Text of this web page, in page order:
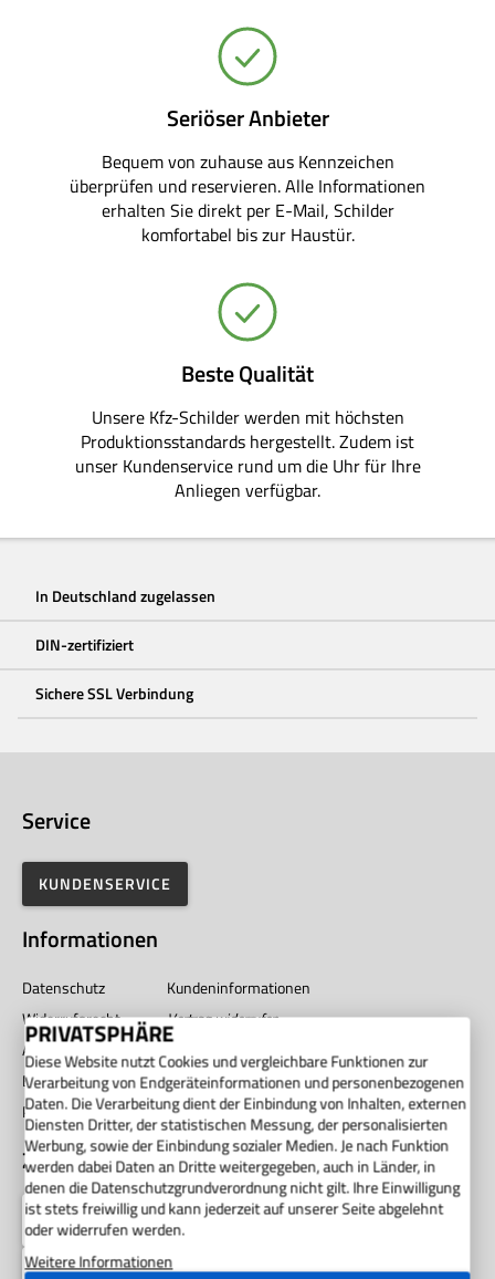
Seriöser Anbieter
Bequem von zuhause aus Kennzeichen
überprüfen und reservieren. Alle Informationen
erhalten Sie direkt per E-Mail, Schilder
komfortabel bis zur Haustür.
Beste Qualität
Unsere Kfz-Schilder werden mit höchsten
Produktionsstandards hergestellt. Zudem ist
unser Kundenservice rund um die Uhr für Ihre
Anliegen verfügbar.
In Deutschland zugelassen
DIN-zertifiziert
Sichere SSL Verbindung
Service
KUNDENSERVICE
Informationen
Datenschutz
Kundeninformationen
Widerrufsrecht
Vertrag widerrufen
AGB
Impressum
Barrierefreiheit
Unternehmen
Privatsphäre
Zahlung
PRIVATSPHÄRE
Diese Website nutzt Cookies und vergleichbare Funktionen zur
Verarbeitung von Endgeräteinformationen und personenbezogenen
Daten. Die Verarbeitung dient der Einbindung von Inhalten, externen
Diensten Dritter, der statistischen Messung, der personalisierten
Werbung, sowie der Einbindung sozialer Medien. Je nach Funktion
werden dabei Daten an Dritte weitergegeben, auch in Länder, in
denen die Datenschutzgrundverordnung nicht gilt. Ihre Einwilligung
ist stets freiwillig und kann jederzeit auf unserer Seite abgelehnt
oder widerrufen werden.
Weitere Informationen